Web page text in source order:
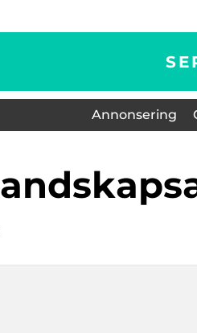
Annonsering